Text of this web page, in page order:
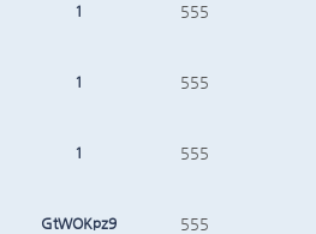
1 555
1 555
1 555
GtWOKpz9 555